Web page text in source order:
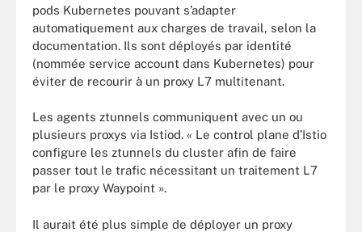
pods Kubernetes pouvant s’adapter
automatiquement aux charges de travail, selon la
documentation. Ils sont déployés par identité
(nommée service account dans Kubernetes) pour
éviter de recourir à un proxy L7 multitenant.
Les agents ztunnels communiquent avec un ou
plusieurs proxys via Istiod. « Le control plane d’Istio
configure les ztunnels du cluster afin de faire
passer tout le trafic nécessitant un traitement L7
par le proxy Waypoint ».
Il aurait été plus simple de déployer un proxy